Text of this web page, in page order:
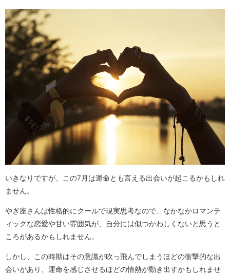
いきなりですが、この7月は運命とも言える出会いが起こるかもしれ
ません。
やぎ座さんは性格的にクールで現実思考なので、なかなかロマンテ
ィックな恋愛や甘い雰囲気が、自分には似つかわしくないと思うと
ころがあるかもしれません。
しかし、この時期はその意識が吹っ飛んでしまうほどの衝撃的な出
会いがあり、運命を感じさせるほどの情熱が動き出すかもしれませ